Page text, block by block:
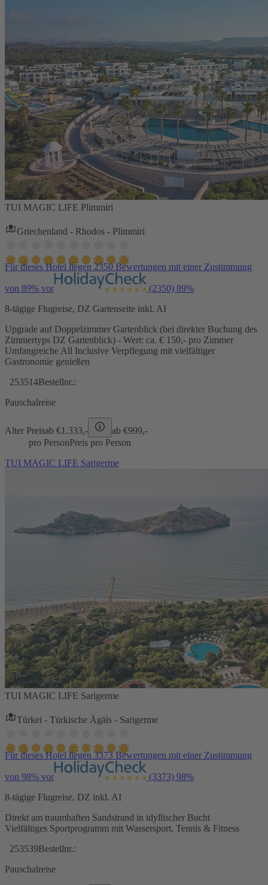
TUI MAGIC LIFE Plimmiri
Griechenland - Rhodos - Plimmiri
Für dieses Hotel liegen 2350 Bewertungen mit einer Zustimmung
von 89% vor (2350) 89%
8-tägige Flugreise, DZ Gartenseite inkl. AI
Upgrade auf Doppelzimmer Gartenblick (bei direkter Buchung des
Zimmertyps DZ Gartenblick) - Wert: ca. € 150,- pro Zimmer
Umfangreiche All Inclusive Verpflegung mit vielfältiger
Gastronomie genießen
253514Bestellnr.:
Pauschalreise
Alter Preisab €1.333,- ab €999,-
pro PersonPreis pro Person
TUI MAGIC LIFE Sarigerme
TUI MAGIC LIFE Sarigerme
Türkei - Türkische Ägäis - Sarigerme
Für dieses Hotel liegen 3373 Bewertungen mit einer Zustimmung
von 98% vor (3373) 98%
8-tägige Flugreise, DZ inkl. AI
Direkt am traumhaften Sandstrand in idyllischer Bucht
Vielfältiges Sportprogramm mit Wassersport, Tennis & Fitness
253539Bestellnr.:
Pauschalreise